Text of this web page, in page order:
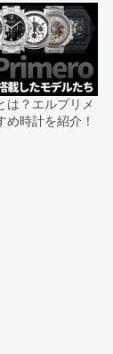
は？エルプリメ
め時計を紹介！